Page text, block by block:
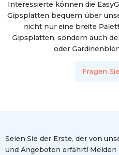
Interessierte können die
Gipsplatten bequem über
nicht nur eine breite
Gipsplatten, sondern auch
oder
Fragen
Seien Sie der Erste, der von
und Angeboten erfährt! Melden